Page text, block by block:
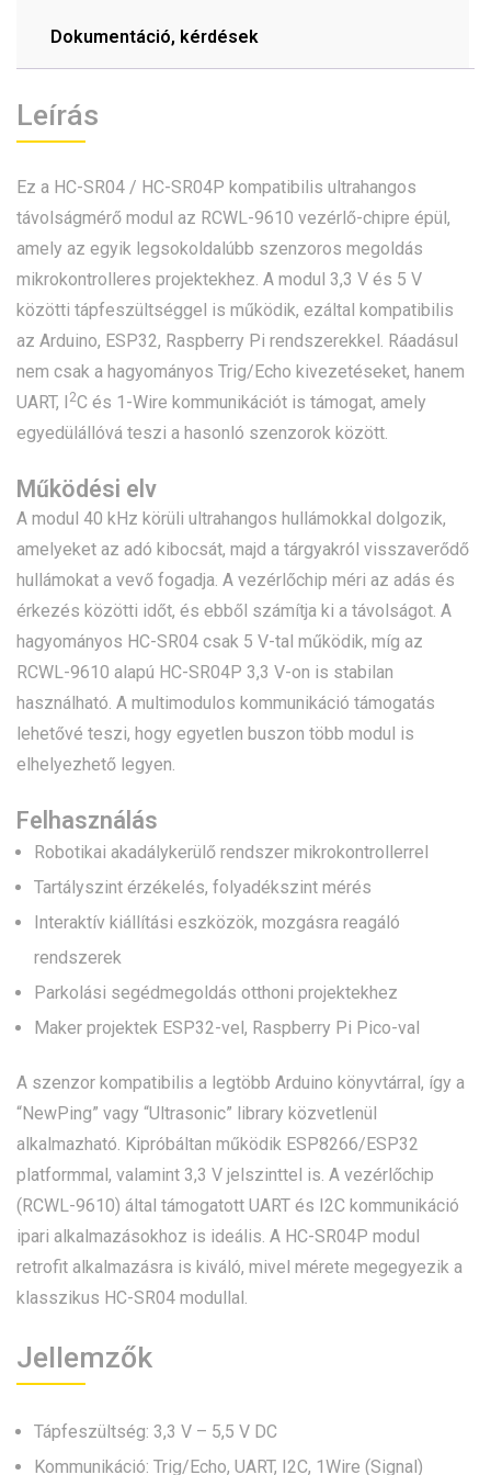
Dokumentáció, kérdések
Leírás
Ez a HC-SR04 / HC-SR04P kompatibilis ultrahangos
távolságmérő modul az RCWL-9610 vezérlő-chipre épül,
amely az egyik legsokoldalúbb szenzoros megoldás
mikrokontrolleres projektekhez. A modul 3,3 V és 5 V
közötti tápfeszültséggel is működik, ezáltal kompatibilis
az Arduino, ESP32, Raspberry Pi rendszerekkel. Ráadásul
nem csak a hagyományos Trig/Echo kivezetéseket, hanem
UART, I 2C és 1-Wire kommunikációt is támogat, amely
egyedülállóvá teszi a hasonló szenzorok között.
Működési elv
A modul 40 kHz körüli ultrahangos hullámokkal dolgozik,
amelyeket az adó kibocsát, majd a tárgyakról visszaverődő
hullámokat a vevő fogadja. A vezérlőchip méri az adás és
érkezés közötti időt, és ebből számítja ki a távolságot. A
hagyományos HC-SR04 csak 5 V-tal működik, míg az
RCWL-9610 alapú HC-SR04P 3,3 V-on is stabilan
használható. A multimodulos kommunikáció támogatás
lehetővé teszi, hogy egyetlen buszon több modul is
elhelyezhető legyen.
Felhasználás
Robotikai akadálykerülő rendszer mikrokontrollerrel
Tartályszint érzékelés, folyadékszint mérés
Interaktív kiállítási eszközök, mozgásra reagáló
rendszerek
Parkolási segédmegoldás otthoni projektekhez
Maker projektek ESP32-vel, Raspberry Pi Pico-val
A szenzor kompatibilis a legtöbb Arduino könyvtárral, így a
“NewPing” vagy “Ultrasonic” library közvetlenül
alkalmazható. Kipróbáltan működik ESP8266/ESP32
platformmal, valamint 3,3 V jelszinttel is. A vezérlőchip
(RCWL-9610) által támogatott UART és I2C kommunikáció
ipari alkalmazásokhoz is ideális. A HC-SR04P modul
retrofit alkalmazásra is kiváló, mivel mérete megegyezik a
klasszikus HC-SR04 modullal.
Jellemzők
Tápfeszültség: 3,3 V – 5,5 V DC
Kommunikáció: Trig/Echo, UART, I2C, 1Wire (Signal)